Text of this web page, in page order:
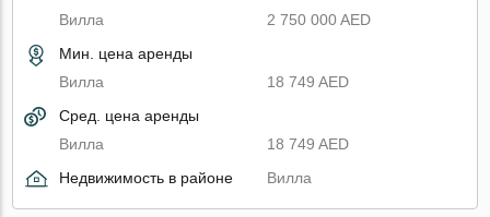
Вилла
2 750 000 AED
Мин. цена аренды
Вилла
18 749 AED
Сред. цена аренды
Вилла
18 749 AED
Недвижимость в районе
Вилла